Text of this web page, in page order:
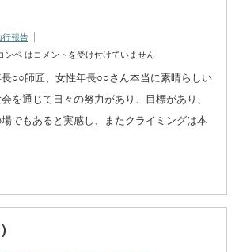
行報告
ンペ は コメントを受け付けていません
○○師匠、女性年長○○さん本当に素晴らしい
を通じて日々の努力があり、目標があり、
でもあると実感し、またクライミングは本